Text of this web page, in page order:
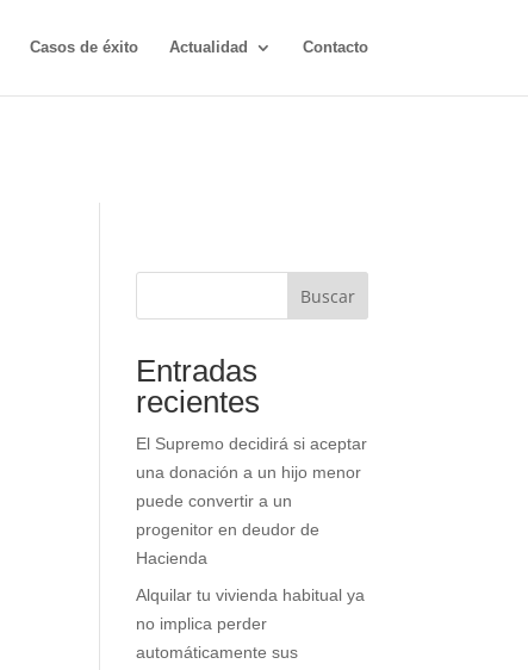
Casos de éxito Actualidad Contacto
Buscar
Entradas
recientes
El Supremo decidirá si aceptar
una donación a un hijo menor
puede convertir a un
progenitor en deudor de
Hacienda
Alquilar tu vivienda habitual ya
no implica perder
automáticamente sus